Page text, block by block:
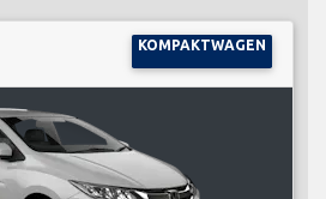
KOMPAKTWAGEN